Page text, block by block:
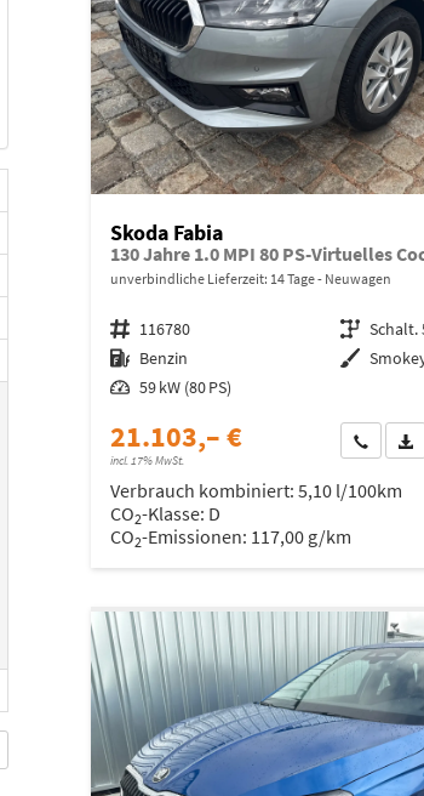
Skoda Fabia
unverbindliche Lieferzeit: 14 Tage Neuwagen
Fahrzeugnr. 116780 Getriebe Schalt.
Kraftstoff Benzin Außenfarbe
Leistung 59 kW (80 PS)
21.103,– €
incl. 17% MwSt.
Wir
Verbrauch kombiniert: 5,10 l/100km
CO2-Klasse: D
CO2-Emissionen: 117,00 g/km